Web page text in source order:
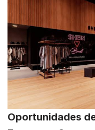
Oportunidades